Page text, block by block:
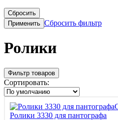
Сбросить
Применить Сбросить фильтр
Ролики
Фильтр товаров
Сортировать:
Ролики 3330 для пантографа